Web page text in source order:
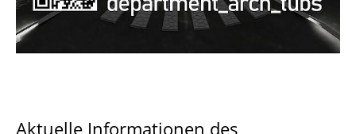
Aktuelle Informationen des